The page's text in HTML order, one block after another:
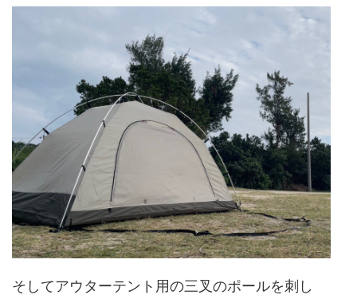
そしてアウターテント用の三叉のポールを刺し